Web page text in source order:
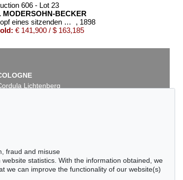
606 - Lot 23
MODERSOHN-BECKER
Kopf eines sitzenden Mädchens, nach links
, 1898
€ 141,900 / $ 163,185
PAULA MODERSOHN-BECKER
Kleine Landschaft, 1902
Sold: € 22,610 / $ 26,001
Lichtenberg
fraud and misuse
statistics. With the information obtained, we
we can improve the functionality of our website(s)